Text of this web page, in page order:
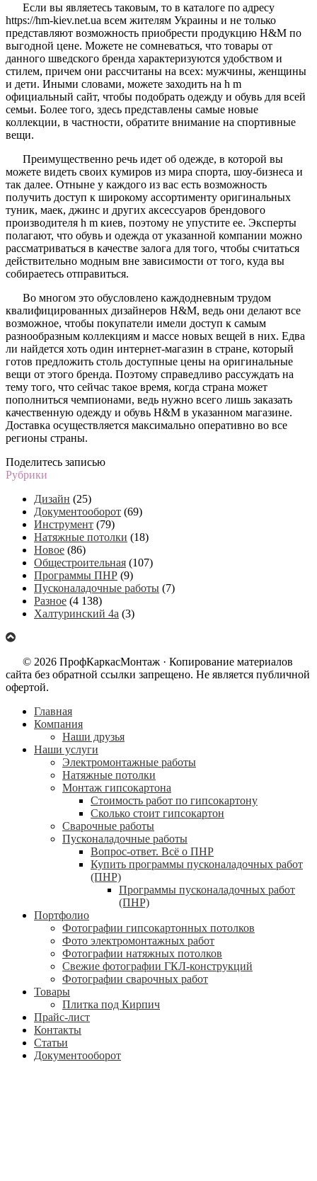
Если вы являетесь таковым, то в каталоге по адресу
https://hm-kiev.net.ua всем жителям Украины и не только
представляют возможность приобрести продукцию H&M по
выгодной цене. Можете не сомневаться, что товары от
данного шведского бренда характеризуются удобством и
стилем, причем они рассчитаны на всех: мужчины, женщины
и дети. Иными словами, можете заходить на h m
официальный сайт, чтобы подобрать одежду и обувь для всей
семьи. Более того, здесь представлены самые новые
коллекции, в частности, обратите внимание на спортивные
вещи.
Преимущественно речь идет об одежде, в которой вы
можете видеть своих кумиров из мира спорта, шоу-бизнеса и
так далее. Отныне у каждого из вас есть возможность
получить доступ к широкому ассортименту оригинальных
туник, маек, джинс и других аксессуаров брендового
производителя h m киев, поэтому не упустите ее. Эксперты
полагают, что обувь и одежда от указанной компании можно
рассматриваться в качестве залога для того, чтобы считаться
действительно модным вне зависимости от того, куда вы
собираетесь отправиться.
Во многом это обусловлено каждодневным трудом
квалифицированных дизайнеров H&M, ведь они делают все
возможное, чтобы покупатели имели доступ к самым
разнообразным коллекциям и массе новых вещей в них. Едва
ли найдется хоть один интернет-магазин в стране, который
готов предложить столь доступные цены на оригинальные
вещи от этого бренда. Поэтому справедливо рассуждать на
тему того, что сейчас такое время, когда страна может
пополниться чемпионами, ведь нужно всего лишь заказать
качественную одежду и обувь H&M в указанном магазине.
Доставка осуществляется максимально оперативно во все
регионы страны.
Поделитесь записью
Рубрики
Дизайн (25)
Документооборот (69)
Инструмент (79)
Натяжные потолки (18)
Новое (86)
Общестроительная (107)
Программы ПНР (9)
Пусконаладочные работы (7)
Разное (4 138)
Халтуринский 4а (3)
© 2026 ПрофКаркасМонтаж · Копирование материалов
сайта без обратной ссылки запрещено. Не является публичной
офертой.
Главная
Компания
Наши друзья
Наши услуги
Электромонтажные работы
Натяжные потолки
Монтаж гипсокартона
Стоимость работ по гипсокартону
Сколько стоит гипсокартон
Сварочные работы
Пусконаладочные работы
Вопрос-ответ. Всё о ПНР
Купить программы пусконаладочных работ
(ПНР)
Программы пусконаладочных работ
(ПНР)
Портфолио
Фотографии гипсокартонных потолков
Фото электромонтажных работ
Фотографии натяжных потолков
Свежие фотографии ГКЛ-конструкций
Фотографии сварочных работ
Товары
Плитка под Кирпич
Прайс-лист
Контакты
Статьи
Документооборот